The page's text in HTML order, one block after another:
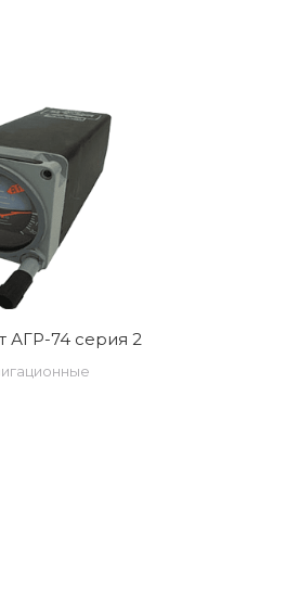
АГР-74 серия 2